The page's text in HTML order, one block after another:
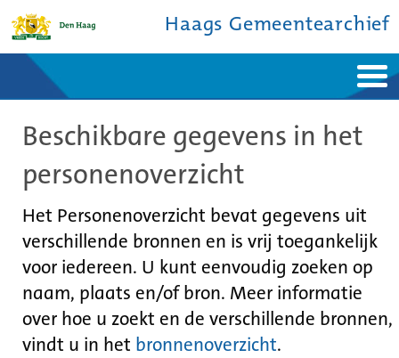
Haags Gemeentearchief
Ontdek de stad
De studiezaal
Bronnen en collecties
Contact
Beschikbare gegevens in het
personenoverzicht
Het Personenoverzicht bevat gegevens uit
verschillende bronnen en is vrij toegankelijk
voor iedereen. U kunt eenvoudig zoeken op
naam, plaats en/of bron. Meer informatie
over hoe u zoekt en de verschillende bronnen,
vindt u in het bronnenoverzicht.